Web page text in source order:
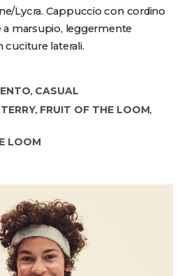
Lycra. Cappuccio con cordino
a marsupio, leggermente
cuciture laterali.
, CASUAL
, FRUIT OF THE LOOM,
LOOM